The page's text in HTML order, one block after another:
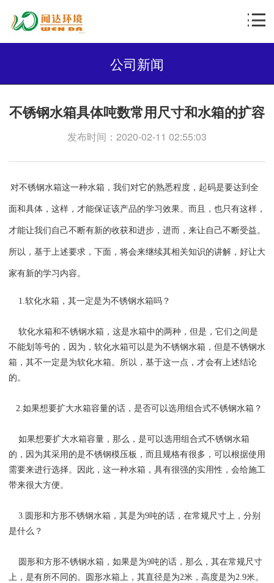
公司新闻
不锈钢水箱具体吨数常用尺寸和水箱的扩容
发布时间：2020-02-11 02:55:03
对不锈钢水箱这一种水箱，我们对它的熟悉程度，起码是要达到全
面和具体，这样，才能保证该产品的学习效果。而且，也只有这样，
才能让我们自己不断有新的收获和进步，进而，来让自己不断受益。
所以，基于上述要求，下面，将会来继续其相关知识的讲解，好让大
家有新的学习内容。
1.软化水箱，其一定是为不锈钢水箱吗？
软化水箱和不锈钢水箱，这是水箱中的两种，但是，它们之间是
不能划等号的，因为，软化水箱可以是为不锈钢水箱，但是不锈钢水
箱，其不一定是为软化水箱。所以，基于这一点，才会有上述结论
的。
2.如果想要扩大水箱容量的话，是否可以选用组合式不锈钢水箱？
如果想要扩大水箱容量，那么，是可以选用组合式不锈钢水箱
的，因为其采用的是不锈钢模压板，而且规格有很多，可以根据使用
需要来进行选择。因此，这一种水箱，具有很强的实用性，会给施工
带来很大方便。
3.圆形和方形不锈钢水箱，其是为9吨的话，在常规尺寸上，分别
是什么？
圆形和方形不锈钢水箱，如果是为9吨的话，那么，其在常规尺寸
上，是有所不同的。圆形水箱上，其直径是为2米，高度是为2.9米。